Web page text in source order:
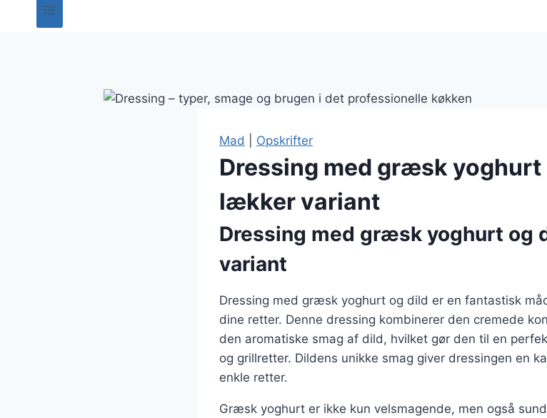
Mad Opskrifter
Dressing med græsk yoghurt
lækker variant
Dressing med græsk yoghurt og
variant
Dressing med græsk yoghurt og dild er en fantastisk
dine retter. Denne dressing kombinerer den cremede
den aromatiske smag af dild, hvilket gør den til en
og grillretter. Dildens unikke smag giver dressingen en
enkle retter.
Græsk yoghurt er ikke kun velsmagende, men også